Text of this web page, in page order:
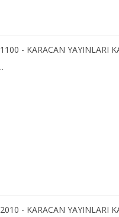
1100 - KARACAN YAYINLARI
..
2010 - KARACAN YAYINLARI